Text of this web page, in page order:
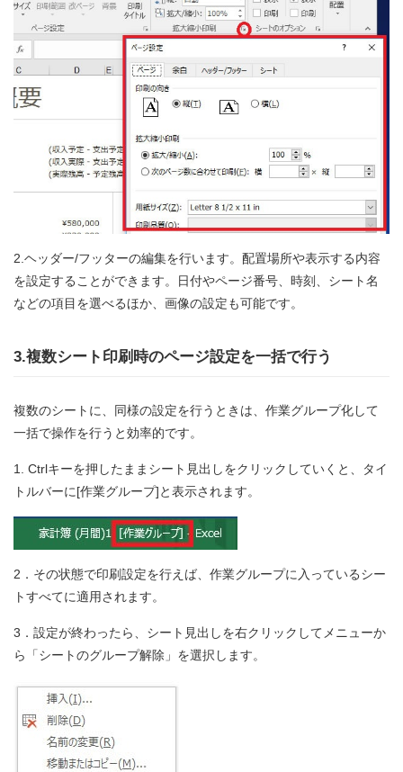
2.ヘッダー/フッターの編集を行います。配置場所や表示する内容
を設定することができます。日付やページ番号、時刻、シート名
などの項目を選べるほか、画像の設定も可能です。
3.複数シート印刷時のページ設定を一括で行う
複数のシートに、同様の設定を行うときは、作業グループ化して
一括で操作を行うと効率的です。
1. Ctrlキーを押したままシート見出しをクリックしていくと、タイ
トルバーに[作業グループ]と表示されます。
2．その状態で印刷設定を行えば、作業グループに入っているシー
トすべてに適用されます。
3．設定が終わったら、シート見出しを右クリックしてメニューか
ら「シートのグループ解除」を選択します。